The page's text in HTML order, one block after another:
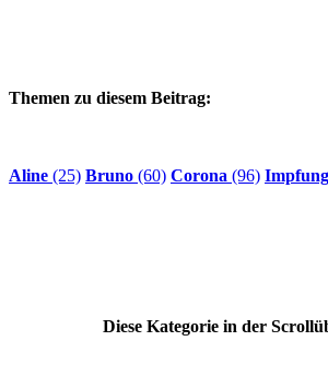
Themen zu diesem Beitrag:
Aline (25) Bruno (60) Corona (96)
Diese Kategorie in der